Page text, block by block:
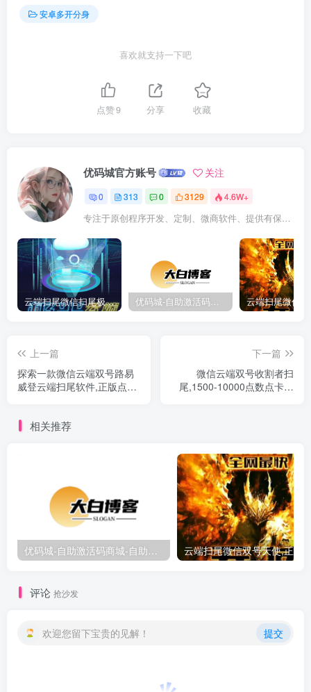
安卓多开分身
喜欢就支持一下吧
点赞9 分享 收藏
优码城官方账号 关注
0 313 0 3129 4.6W+
专注于原创程序开发、定制、微商软件、提供有保障的维护及售后，做高品质程序网站认准万码库。
云端扫尾微信扫尾极光,天使,格力,新百伦双号正版点数点卡授权充值 优码城-自助激活码商城-自助购卡点击-激活码24小时自助发卡地址
上一篇
探索一款微信云端双号路易
威登云端扫尾软件,正版点数
下一篇
微信云端双号收割者扫
尾,1500-10000点数点卡激
相关推荐
优码城-自助激活码商城-自助购卡点击-激活码24小时自助发卡地址
评论 抢沙发
欢迎您留下宝贵的见解！ 提交